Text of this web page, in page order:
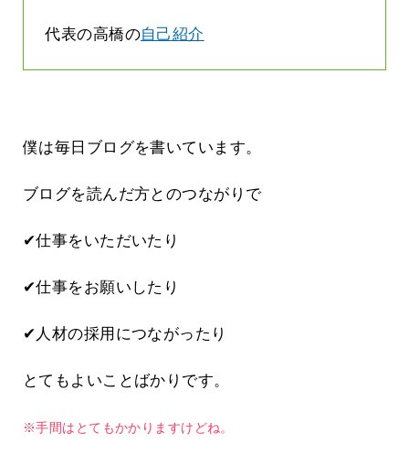
代表の高橋の自己紹介
僕は毎日ブログを書いています。
ブログを読んだ方とのつながりで
✔仕事をいただいたり
✔仕事をお願いしたり
✔人材の採用につながったり
とてもよいことばかりです。
※手間はとてもかかりますけどね。